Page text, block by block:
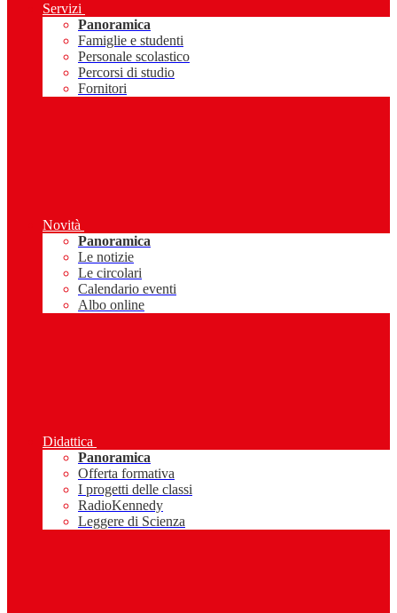
Servizi
Panoramica
Famiglie e studenti
Personale scolastico
Percorsi di studio
Fornitori
Novità
Panoramica
Le notizie
Le circolari
Calendario eventi
Albo online
Didattica
Panoramica
Offerta formativa
I progetti delle classi
RadioKennedy
Leggere di Scienza